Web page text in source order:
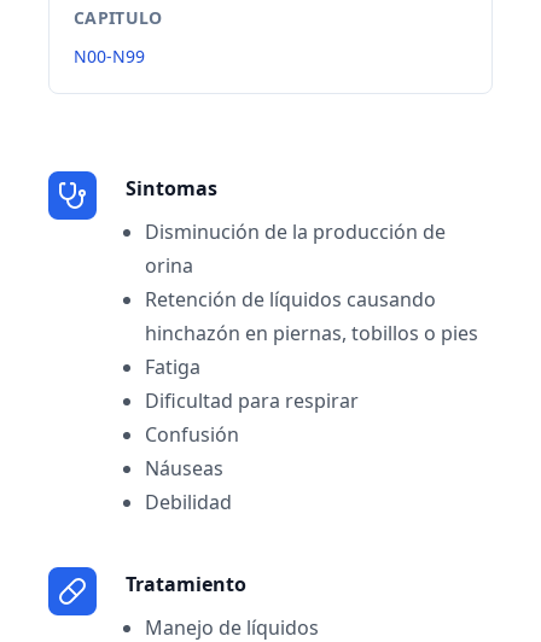
CAPITULO
N00-N99
Sintomas
Disminución de la producción de
orina
Retención de líquidos causando
hinchazón en piernas, tobillos o pies
Fatiga
Dificultad para respirar
Confusión
Náuseas
Debilidad
Tratamiento
Manejo de líquidos